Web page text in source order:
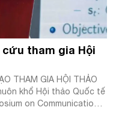
cứu tham gia Hội
THAM GIA HỘI THẢO
khổ Hội thảo Quốc tế
on Communications
viên Viện Trí tuệ